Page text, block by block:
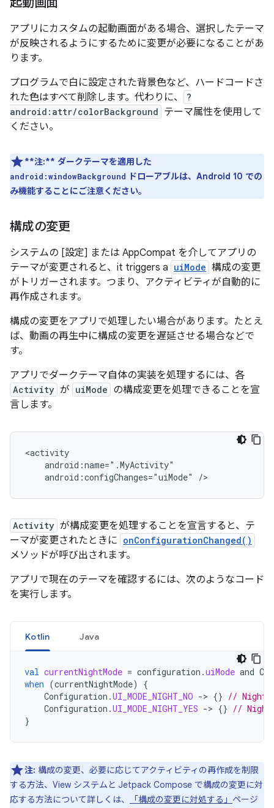
アプリにカスタムの起動画面がある場合、選択したテーマ
が反映されるようにするために変更が必要になることがあ
ります。
プログラムで白に設定された背景色など、ハードコードさ
れた色はすべて削除します。代わりに、
?
android:attr/colorBackground テーマ属性を使用して
ください。
**注:** ダークテーマを適用した
android:windowBackground ドローアブルは、Android 10 での
み機能することにご注意ください。
構成の変更
システムの [設定] または AppCompat を介してアプリの
テーマが変更されると、it triggers a uiMode 構成の変更
がトリガーされます。つまり、アクティビティが自動的に
再作成されます。
構成の変更をアプリで処理したい場合があります。たとえ
ば、動画の再生中に構成の変更を遅延させる場合などで
す。
アプリでダークテーマ自体の実装を処理するには、各
Activity が uiMode の構成変更を処理できることを宣
言します。
<activity
    android:name=".MyActivity"
Activity が構成変更を処理することを宣言すると、テ
ーマが変更されたときに onConfigurationChanged()
メソッドが呼び出されます。
アプリで現在のテーマを確認するには、次のようなコード
を実行します。
Kotlin Java
val currentNightMode = configuration .uiMode and
when (currentNightMode)
{
Configuration .UI_MODE_NIGHT_NO -> {} // Night
Configuration .UI_MODE_NIGHT_YES -> {} // Night
}
注: 構成の変更、必要に応じてアクティビティの再作成を制限
する方法、View システムと Jetpack Compose で構成の変更に対
応する方法について詳しくは、
「構成の変更に対処する」 ページ